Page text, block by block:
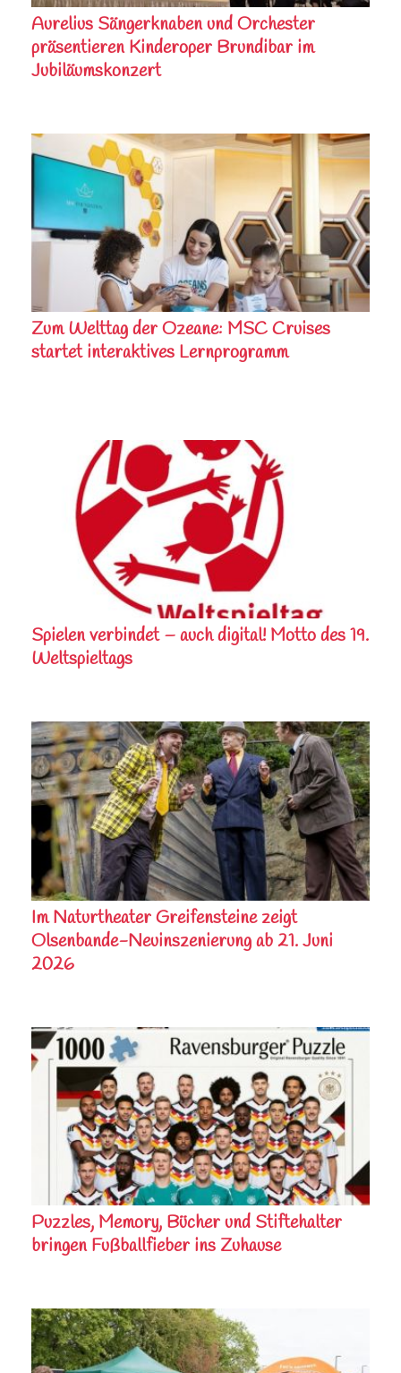
Aurelius Sängerknaben und Orchester
präsentieren Kinderoper Brundibar im
Jubiläumskonzert
Zum Welttag der Ozeane: MSC Cruises
startet interaktives Lernprogramm
Spielen verbindet – auch digital! Motto des 19.
Weltspieltags
Im Naturtheater Greifensteine zeigt
Olsenbande-Neuinszenierung ab 21. Juni
2026
Puzzles, Memory, Bücher und Stiftehalter
bringen Fußballfieber ins Zuhause